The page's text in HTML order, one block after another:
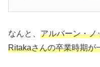
なんと、 アルバーン・ノ
Ritakaさんの卒業時期が